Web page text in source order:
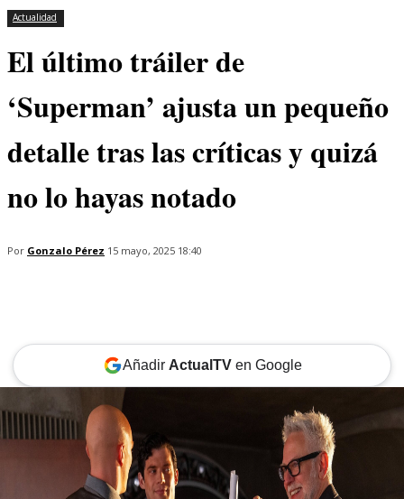
Actualidad
El último tráiler de
‘Superman’ ajusta un pequeño
detalle tras las críticas y quizá
no lo hayas notado
Por Gonzalo Pérez 15 mayo, 2025 18:40
Añadir ActualTVen Google